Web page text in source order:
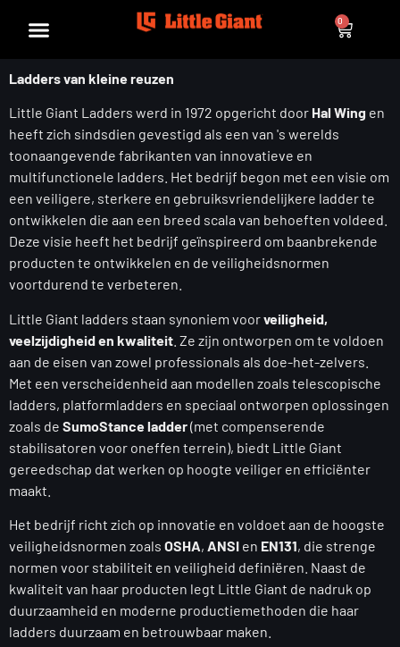
0
Ladders van kleine reuzen
Little Giant Ladders werd in 1972 opgericht door Hal Wing en
heeft zich sindsdien gevestigd als een van 's werelds
toonaangevende fabrikanten van innovatieve en
multifunctionele ladders. Het bedrijf begon met een visie om
een veiligere, sterkere en gebruiksvriendelijkere ladder te
ontwikkelen die aan een breed scala van behoeften voldeed.
Deze visie heeft het bedrijf geïnspireerd om baanbrekende
producten te ontwikkelen en de veiligheidsnormen
voortdurend te verbeteren.
Little Giant ladders staan synoniem voorveiligheid,
veelzijdigheid en kwaliteit . Ze zijn ontworpen om te voldoen
aan de eisen van zowel professionals als doe-het-zelvers.
Met een verscheidenheid aan modellen zoals telescopische
ladders, platformladders en speciaal ontworpen oplossingen
zoals de SumoStance ladder(met compenserende
stabilisatoren voor oneffen terrein), biedt Little Giant
gereedschap dat werken op hoogte veiliger en efficiënter
maakt.
Het bedrijf richt zich op innovatie en voldoet aan de hoogste
veiligheidsnormen zoals OSHA, ANSI en EN131, die strenge
normen voor stabiliteit en veiligheid definiëren. Naast de
kwaliteit van haar producten legt Little Giant de nadruk op
duurzaamheid en moderne productiemethoden die haar
ladders duurzaam en betrouwbaar maken.